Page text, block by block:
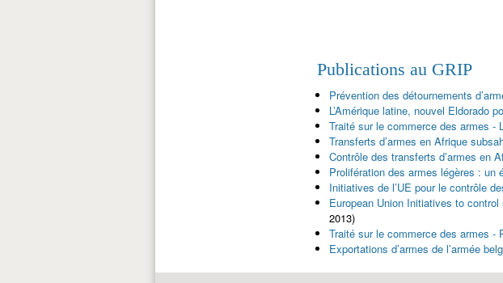
Publications au GRIP
Prévention des détournements
L’Amérique latine, nouvel Eldorado
Traité sur le commerce des armes
Transferts d’armes en Afrique
Contrôle des transferts d’armes en
Prolifération des armes légères : un
Initiatives de l’UE pour le contrôle
European Union Initiatives to
2013)
Traité sur le commerce des armes -
Exportations d’armes de l’armée